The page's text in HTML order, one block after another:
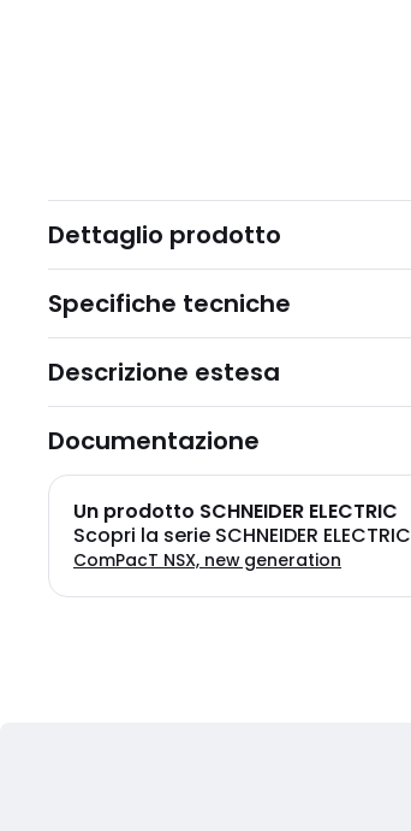
Dettaglio prodotto
Specifiche tecniche
Descrizione estesa
Documentazione
Un prodotto SCHNEIDER ELECTRIC
Scopri la serie SCHNEIDER ELECTRIC
ComPacT NSX, new generation